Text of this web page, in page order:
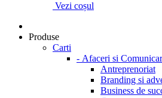
Vezi coșul
Produse
Carti
- Afaceri si
Antreprenoriat
Branding si
Business de